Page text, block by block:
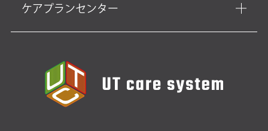
ケアプランセンター